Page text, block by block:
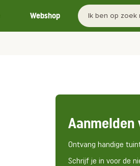
Webshop
Ontvang handige
Schrijf je in voor de